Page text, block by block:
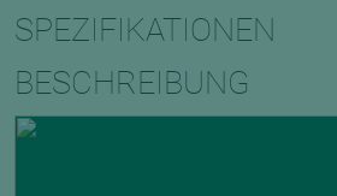
SPEZIFIKATIONEN
BESCHREIBUNG